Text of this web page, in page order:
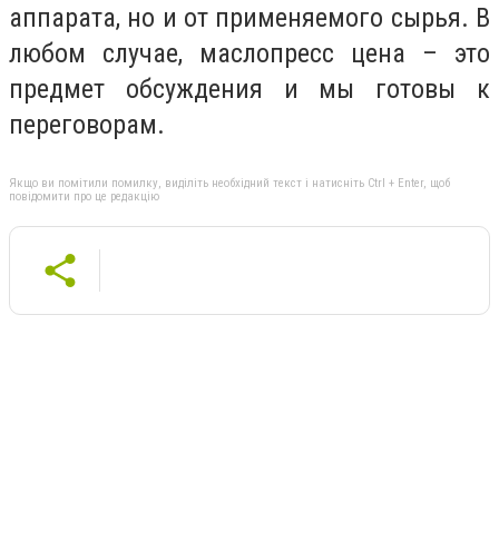
аппарата, но и от применяемого сырья. В
любом случае, маслопресс цена – это
предмет обсуждения и мы готовы к
переговорам.
Якщо ви помітили помилку, виділіть необхідний текст і натисніть Ctrl + Enter, щоб
повідомити про це редакцію